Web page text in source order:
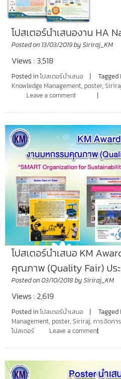
โปสเตอร์นำเสนองาน HA
Posted on 13/03/2019by Siriraj_KM
Views : 3,518
Posted inโปสเตอร์นำเสนอ Tagged
Knowledge Management, poster,
Leave a comment
โปสเตอร์นำเสนอ KM
คุณภาพ (Quality Fair) ประ
Posted on03/10/2018by Siriraj_KM
Views : 2,619
Posted inโปสเตอร์นำเสนอ Tagged
Management, poster, Siriraj, การจัดกา
โปสเตอร์
Leave a comment